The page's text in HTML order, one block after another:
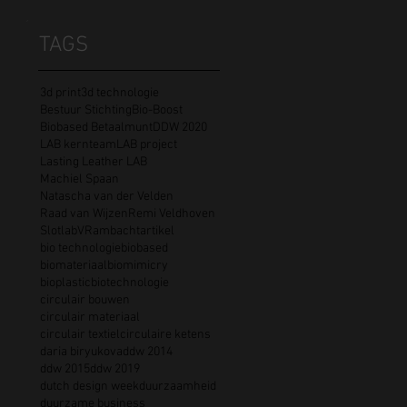
TAGS
3d print
3d technologie
Bestuur Stichting
Biobased Betaalmunt
DDW 2020
LAB kernteam
Lasting Leather LAB
Machiel Spaan
Natascha van der Velden
Raad van Wijzen
Remi Veldhoven
Slotlab
ambacht
artikel
bio technologie
biobased
biomateriaal
bioplastic
biotechnologie
circulair bouwen
circulair materiaal
circulair textiel
circulaire ketens
daria biryukova ddw 2014
ddw 2015
ddw 2019
dutch design week
duurzaamheid
duurzame business